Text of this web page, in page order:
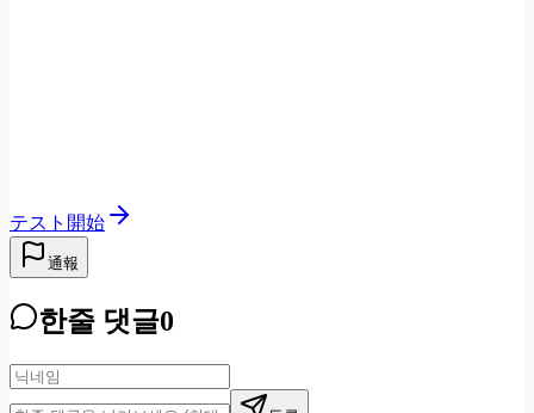
テスト開始
通報
한줄 댓글0